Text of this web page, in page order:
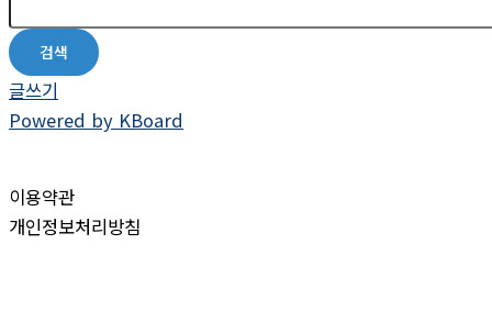
검색
글쓰기
Powered by KBoard
이용약관
개인정보처리방침